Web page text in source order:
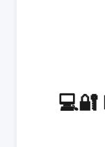
💻🔐